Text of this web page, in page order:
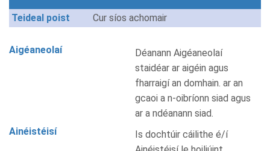
Teideal poist Cur síos achomair
Aigéaneolaí
Déanann Aigéaneolaí
staidéar ar aigéin agus
fharraigí an domhain. ar an
gcaoi a n-oibríonn siad agus
ar a ndéanann siad.
Ainéistéisí
Is dochtúir cáilithe é/í